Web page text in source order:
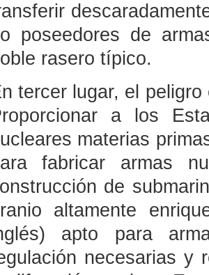
poseedores de
rasero típico.
tercer lugar, el
a los
materias
fabricar armas
de
altamente
apto para
necesarias y